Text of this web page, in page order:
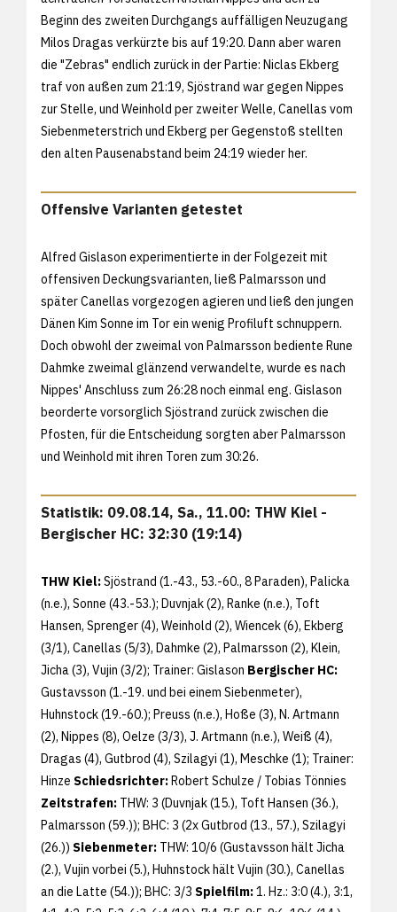
Beginn des zweiten Durchgangs auffälligen Neuzugang
Milos Dragas verkürzte bis auf 19:20. Dann aber waren
die "Zebras" endlich zurück in der Partie: Niclas Ekberg
traf von außen zum 21:19, Sjöstrand war gegen Nippes
zur Stelle, und Weinhold per zweiter Welle, Canellas vom
Siebenmeterstrich und Ekberg per Gegenstoß stellten
den alten Pausenabstand beim 24:19 wieder her.
Offensive Varianten getestet
Alfred Gislason experimentierte in der Folgezeit mit
offensiven Deckungsvarianten, ließ Palmarsson und
später Canellas vorgezogen agieren und ließ den jungen
Dänen Kim Sonne im Tor ein wenig Profiluft schnuppern.
Doch obwohl der zweimal von Palmarsson bediente Rune
Dahmke zweimal glänzend verwandelte, wurde es nach
Nippes' Anschluss zum 26:28 noch einmal eng. Gislason
beorderte vorsorglich Sjöstrand zurück zwischen die
Pfosten, für die Entscheidung sorgten aber Palmarsson
und Weinhold mit ihren Toren zum 30:26.
Statistik: 09.08.14, Sa., 11.00: THW Kiel -
Bergischer HC: 32:30 (19:14)
THW Kiel:Sjöstrand (1.-43., 53.-60., 8 Paraden), Palicka
(n.e.), Sonne (43.-53.); Duvnjak (2), Ranke (n.e.), Toft
Hansen, Sprenger (4), Weinhold (2), Wiencek (6), Ekberg
(3/1), Canellas (5/3), Dahmke (2), Palmarsson (2), Klein,
Jicha (3), Vujin (3/2); Trainer: Gislason Bergischer HC:
Gustavsson (1.-19. und bei einem Siebenmeter),
Huhnstock (19.-60.); Preuss (n.e.), Hoße (3), N. Artmann
(2), Nippes (8), Oelze (3/3), J. Artmann (n.e.), Weiß (4),
Dragas (4), Gutbrod (4), Szilagyi (1), Meschke (1); Trainer:
Hinze Schiedsrichter:Robert Schulze / Tobias Tönnies
Zeitstrafen: THW: 3 (Duvnjak (15.), Toft Hansen (36.),
Palmarsson (59.)); BHC: 3 (2x Gutbrod (13., 57.), Szilagyi
(26.)) Siebenmeter: THW: 10/6 (Gustavsson hält Jicha
(2.), Vujin vorbei (5.), Huhnstock hält Vujin (30.), Canellas
an die Latte (54.)); BHC: 3/3 Spielfilm:1. Hz.: 3:0 (4.), 3:1,